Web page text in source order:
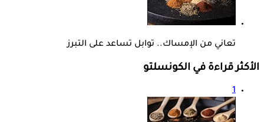
تعاني من الإمساك.. توابل تساعد على التبرز
الأكثر قراءة في الكونسلتو
1